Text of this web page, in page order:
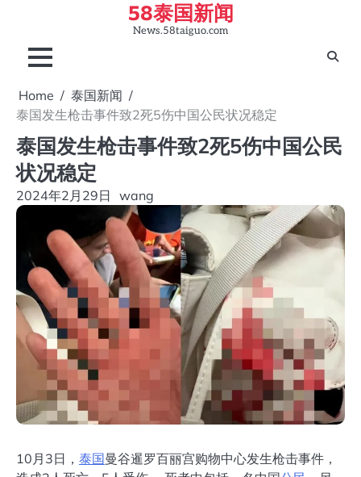
content
58泰国新闻
News.58taiguo.com
Home
泰国新闻
泰国发生枪击事件致2死5伤中国公民状况稳定
泰国发生枪击事件致2死5伤中国公民
状况稳定
2024年2月29日 wang
10月3日， 泰国曼谷暹罗百丽宫购物中心发生枪击事件，